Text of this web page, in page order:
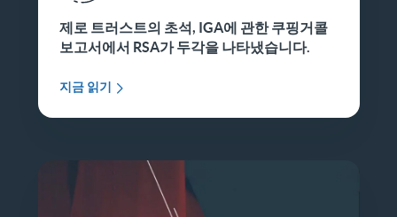
제로 트러스트의 초석, IGA에 관한 쿠핑거콜
보고서에서 RSA가 두각을 나타냈습니다.
지금 읽기